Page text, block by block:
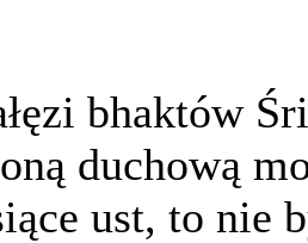
bhaktów
duchową
ust, to nie